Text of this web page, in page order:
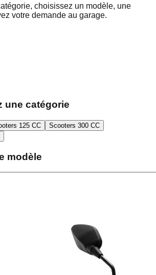
choisissez un modèle, une
votre demande au garage.
une catégorie
125 CC
Scooters 300 CC
modèle